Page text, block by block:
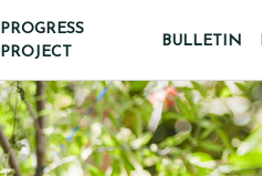
PROGRESS
PROJECT
BULLETIN